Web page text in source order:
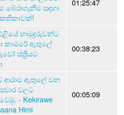
බේරාගැනීම සඳහා
කතිකාවක්!
හාමුදුරුවන්ට
කාමරේ ඇතුලේ
ස්ත්‍රියට
00:38:23
ආරාම ඇතුලේ වන
වලට
- Kekirawe
Himi
00:05:09